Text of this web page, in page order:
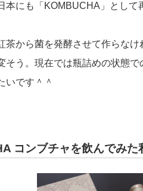
本にも「KOMBUCHA」として
茶から菌を発酵させて作らな
そう。現在では瓶詰めの状態
いです＾＾
コンブチャを飲んでみた